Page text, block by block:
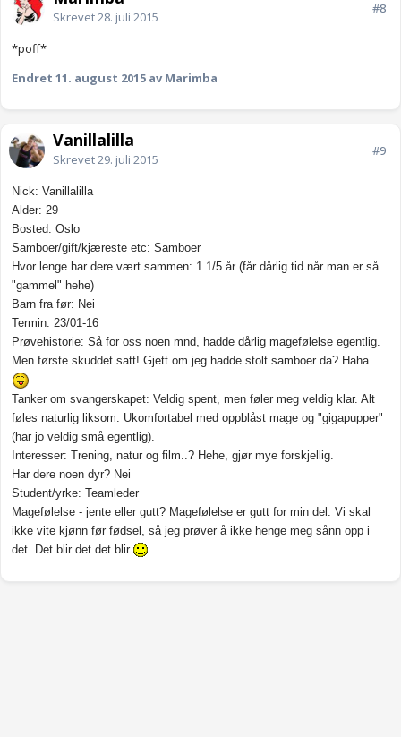
Skrevet28. juli 2015
#8
*poff*
Endret 11. august 2015 av Marimba
Vanillalilla
Skrevet29. juli 2015
#9
Nick: Vanillalilla
Alder: 29
Bosted: Oslo
Samboer/gift/kjæreste etc: Samboer
Hvor lenge har dere vært sammen: 1 1/5 år (får dårlig tid når man er så
"gammel" hehe)
Barn fra før: Nei
Termin: 23/01-16
Prøvehistorie: Så for oss noen mnd, hadde dårlig magefølelse egentlig.
Men første skuddet satt! Gjett om jeg hadde stolt samboer da? Haha
Tanker om svangerskapet: Veldig spent, men føler meg veldig klar. Alt
føles naturlig liksom. Ukomfortabel med oppblåst mage og "gigapupper"
(har jo veldig små egentlig).
Interesser: Trening, natur og film..? Hehe, gjør mye forskjellig.
Har dere noen dyr? Nei
Student/yrke: Teamleder
Magefølelse - jente eller gutt? Magefølelse er gutt for min del. Vi skal
ikke vite kjønn før fødsel, så jeg prøver å ikke henge meg sånn opp i
det. Det blir det det blir